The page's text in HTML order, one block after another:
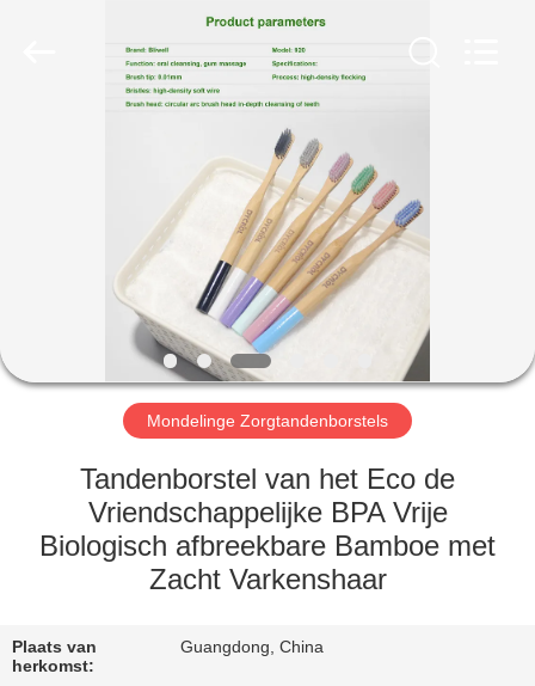
PRODUCTEN
VIDEO'S
ONGEVEER
ONS
FABRIEKSREIS
KWALITEITSCONTROLE
ONS
Mondelinge Zorgtandenborstels
Tandenborstel van het Eco de
Vriendschappelijke BPA Vrije
Biologisch afbreekbare Bamboe met
Zacht Varkenshaar
Plaats van
herkomst:
Guangdong, China